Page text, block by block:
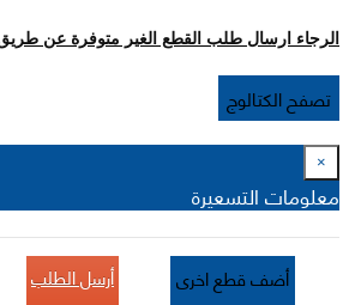
الرجاء ارسال طلب القطع الغير متوفرة عن
تصفح الكتالوج
×
معلومات التسعيرة
أضف قطع اخرى أرسل الطلب